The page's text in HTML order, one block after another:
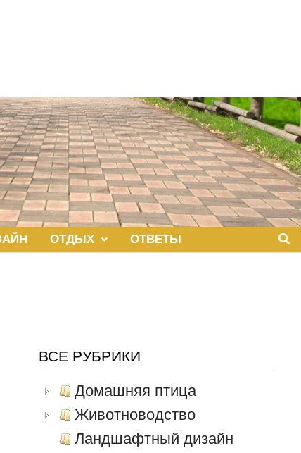
ОТДЫХ ОТВЕТЫ
ВСЕ РУБРИКИ
Домашняя птица
Животноводство
Ландшафтный дизайн